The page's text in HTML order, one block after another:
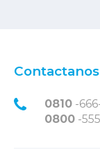
Contactanos
0810 -
0800 -